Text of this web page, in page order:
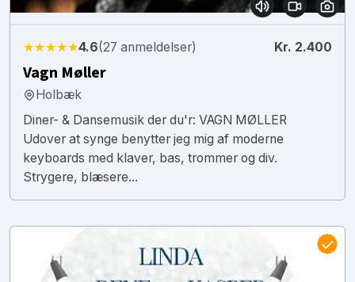
★★★★★4.6(27 anmeldelser) Kr. 2.400
Vagn Møller
Holbæk
Diner- & Dansemusik der du'r: VAGN MØLLER
Udover at synge benytter jeg mig af moderne
keyboards med klaver, bas, trommer og div.
Strygere, blæsere...